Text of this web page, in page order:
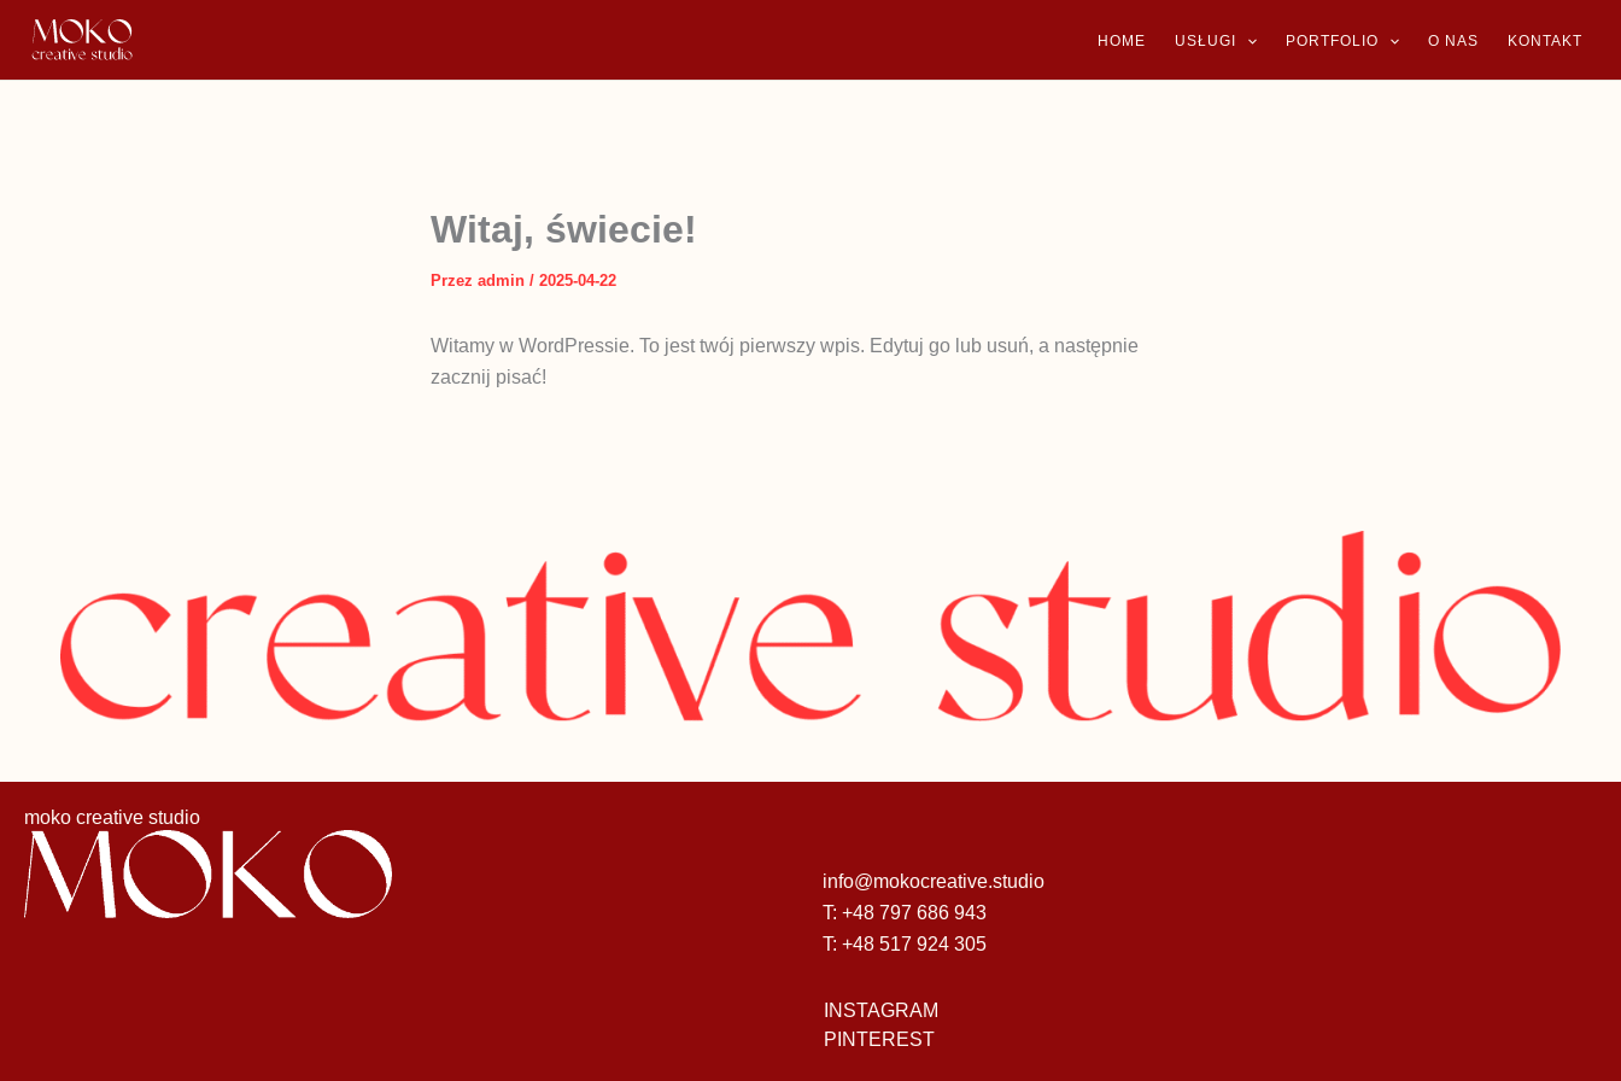
treści
HOME USŁUGI PORTFOLIO O NAS KONTAKT
Witaj, świecie!
Przez admin / 2025-04-22
Witamy w WordPressie. To jest twój pierwszy wpis. Edytuj go lub usuń, a następnie
zacznij pisać!
moko creative studio
info@mokocreative.studio
T: +48 797 686 943
T: +48 517 924 305
INSTAGRAM
PINTEREST